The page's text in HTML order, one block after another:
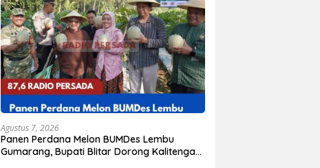
Agustus 7, 2026
Panen Perdana Melon BUMDes Lembu
Gumarang, Bupati Blitar Dorong Kalitengah